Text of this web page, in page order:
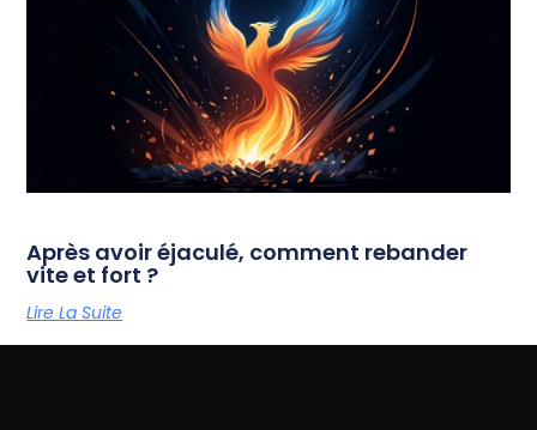
Après avoir éjaculé, comment rebander
vite et fort ?
Lire La Suite